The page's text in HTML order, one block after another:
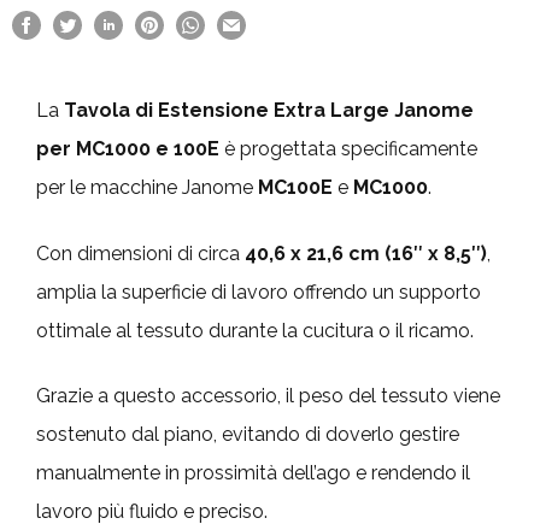
La Tavola di Estensione Extra Large Janome
per MC1000 e 100E è progettata specificamente
per le macchine Janome MC100E e MC1000.
Con dimensioni di circa 40,6 x 21,6 cm (16″ x 8,5″)
amplia la superficie di lavoro offrendo un supporto
ottimale al tessuto durante la cucitura o il ricamo.
Grazie a questo accessorio, il peso del tessuto viene
sostenuto dal piano, evitando di doverlo gestire
manualmente in prossimità dell’ago e rendendo il
lavoro più fluido e preciso.